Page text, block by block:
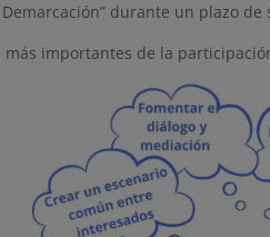
durante un plazo
más importantes de la